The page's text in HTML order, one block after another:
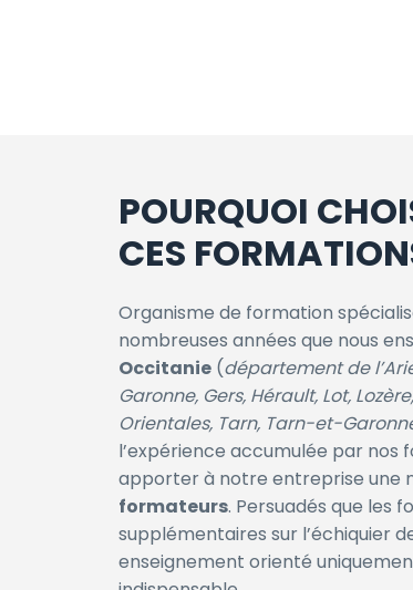
POURQUOI
CES
Organisme de formation
nombreuses années que nous
Occitanie (département de
Garonne, Gers, Hérault, Lot,
Orientales, Tarn, Tarn-et-
l’expérience accumulée par nos
apporter à notre entreprise une
formateurs. Persuadés que les
supplémentaires sur l’échiquier
enseignement orienté